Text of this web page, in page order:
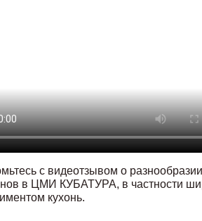
с видеотзывом о разнообразии
в ЦМИ КУБАТУРА, в частности
кухонь.